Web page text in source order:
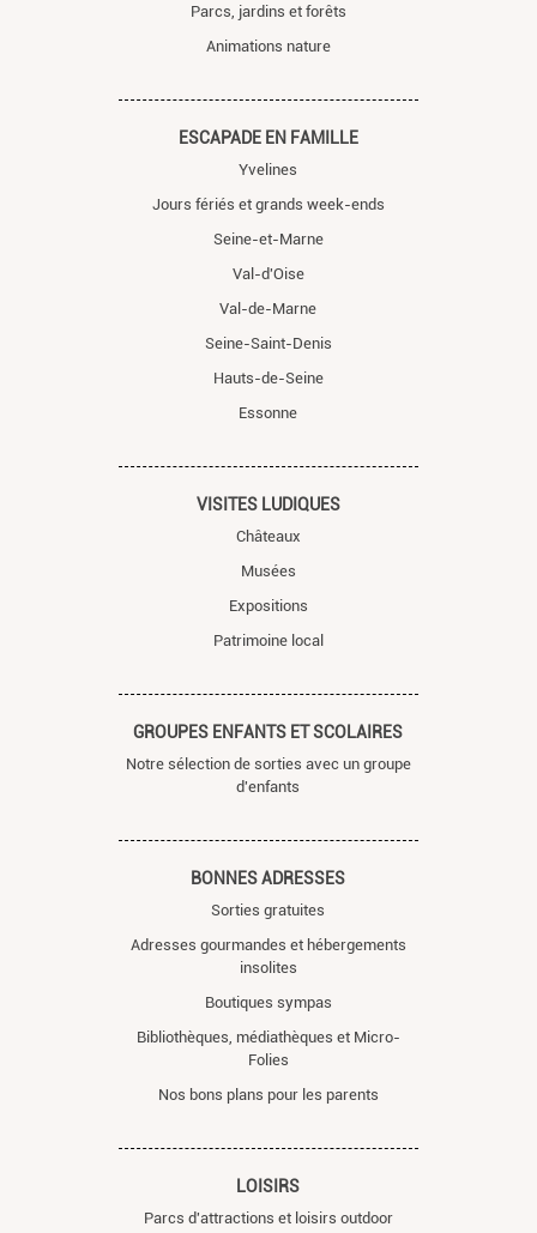
Parcs, jardins et forêts
Animations nature
ESCAPADE EN FAMILLE
Yvelines
Jours fériés et grands week-ends
Seine-et-Marne
Val-d'Oise
Val-de-Marne
Seine-Saint-Denis
Hauts-de-Seine
Essonne
VISITES LUDIQUES
Châteaux
Musées
Expositions
Patrimoine local
GROUPES ENFANTS ET SCOLAIRES
Notre sélection de sorties avec un groupe
d'enfants
BONNES ADRESSES
Sorties gratuites
Adresses gourmandes et hébergements
insolites
Boutiques sympas
Bibliothèques, médiathèques et Micro-
Folies
Nos bons plans pour les parents
LOISIRS
Parcs d'attractions et loisirs outdoor